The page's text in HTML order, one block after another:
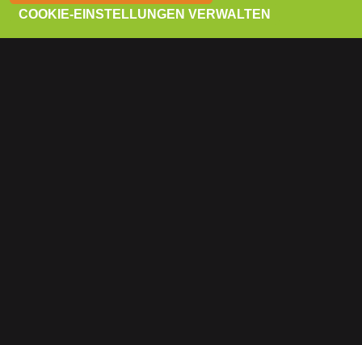
COOKIE-EINSTELLUNGEN VERWALTEN